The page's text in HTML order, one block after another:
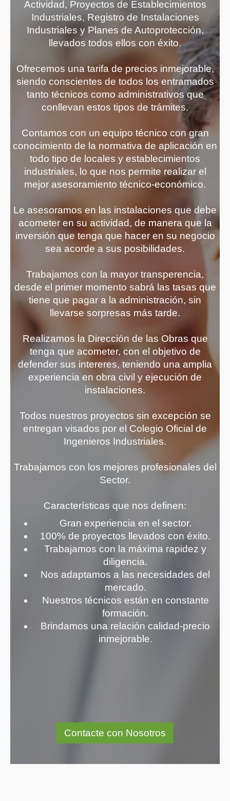
Actividad, Proyectos de Establecimientos
Industriales, Registro de Instalaciones
Industriales y Planes de Autoprotección,
llevados todos ellos con éxito.
Ofrecemos una tarifa de precios inmejorable,
siendo conscientes de todos los entramados
tanto técnicos como administrativos que
conllevan estos tipos de trámites.
Contamos con un equipo técnico con gran
conocimiento de la normativa de aplicación en
todo tipo de locales y establecimientos
industriales, lo que nos permite realizar el
mejor asesoramiento técnico-económico.
Le asesoramos en las instalaciones que debe
acometer en su actividad, de manera que la
inversión que tenga que hacer en su negocio
sea acorde a sus posibilidades.
Trabajamos con la mayor transperencia,
desde el primer momento sabrá las tasas que
tiene que pagar a la administración, sin
llevarse sorpresas más tarde.
Realizamos la Dirección de las Obras que
tenga que acometer, con el objetivo de
defender sus intereres, teniendo una amplia
experiencia en obra civil y ejecución de
instalaciones.
Todos nuestros proyectos sin excepción se
entregan visados por el Colegio Oficial de
Ingenieros Industriales.
Trabajamos con los mejores profesionales del
Sector.
Características que nos definen:
Gran experiencia en el sector.
100% de proyectos llevados con éxito.
Trabajamos con la máxima rapidez y
diligencia.
Nos adaptamos a las necesidades del
mercado.
Nuestros técnicos están en constante
formación.
Brindamos una relación calidad-precio
inmejorable.
Contacte con Nosotros